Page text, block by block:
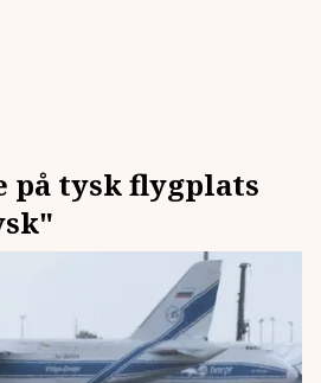
på tysk flygplats